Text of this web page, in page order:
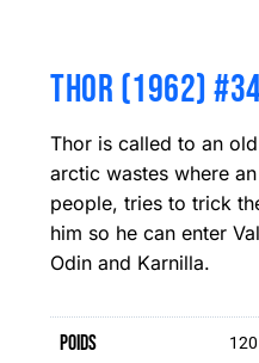
THOR (1962)
Thor is called to an
arctic wastes where
people, tries to trick
him so he can enter
Odin and Karnilla.
Poids